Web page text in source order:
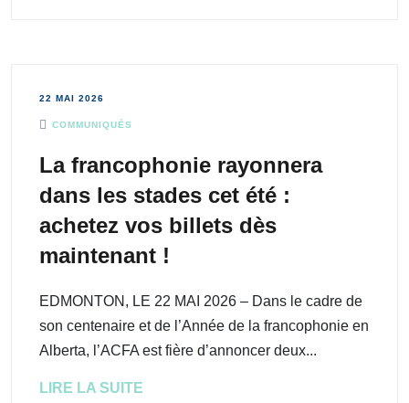
22 MAI 2026
COMMUNIQUÉS
La francophonie rayonnera
dans les stades cet été :
achetez vos billets dès
maintenant !
EDMONTON, LE 22 MAI 2026 – Dans le cadre de
son centenaire et de l’Année de la francophonie en
Alberta, l’ACFA est fière d’annoncer deux...
LIRE LA SUITE